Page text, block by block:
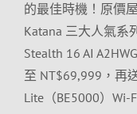
的最佳時機！原價
Katana 三大人氣系
Stealth 16 AI
至 NT$69,999，再
Lite（BE5000）Wi-